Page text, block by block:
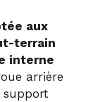
aux
terrain
interne
arrière